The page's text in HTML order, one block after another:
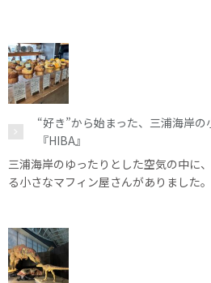
“好き”から始まった、三浦海岸
『HIBA』
三浦海岸のゆったりとした空気の中に
る小さなマフィン屋さんがありました